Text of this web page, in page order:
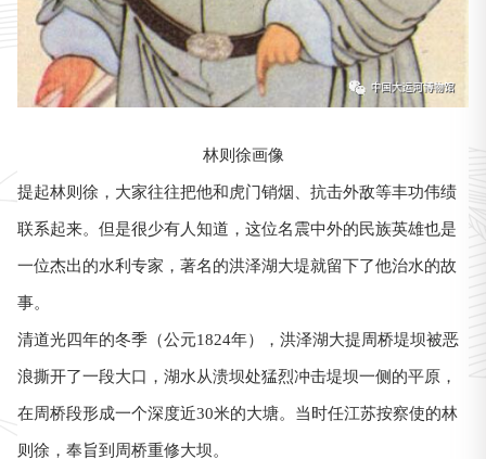
林则徐画像
提起林则徐，大家往往把他和虎门销烟、抗击外敌等丰功伟绩
联系起来。但是很少有人知道，这位名震中外的民族英雄也是
一位杰出的水利专家，著名的洪泽湖大堤就留下了他治水的故
事。
清道光四年的冬季（公元1824年），洪泽湖大提周桥堤坝被恶
浪撕开了一段大口，湖水从溃坝处猛烈冲击堤坝一侧的平原，
在周桥段形成一个深度近30米的大塘。当时任江苏按察使的林
则徐，奉旨到周桥重修大坝。